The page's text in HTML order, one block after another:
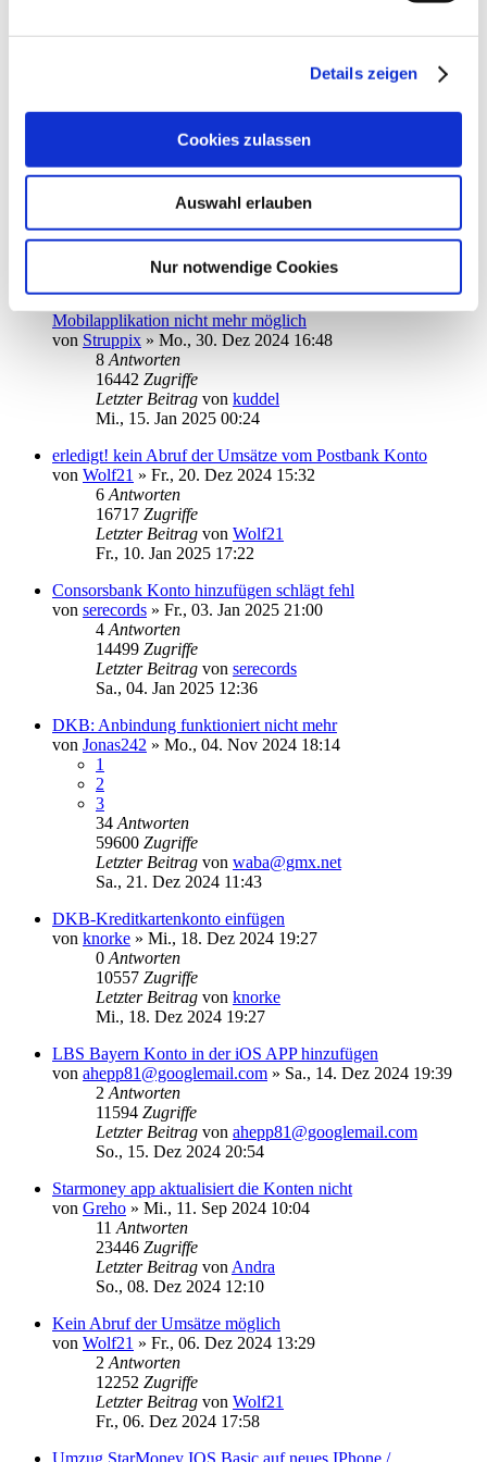
Details zeigen
Cookies zulassen
Auswahl erlauben
Nur notwendige Cookies
Letzter BeitragvonHeiner123
So., 19. Jan 2025 11:08
App hängt nach Start im Fenster TAN-Verfahren fest
Antworten
10684Zugriffe
Letzter BeitragvonJoOerter
Sa., 18. Jan 2025 12:01
DKB-Girokonto-Saldenaktualisierung in der Android-
Mobilapplikation nicht mehr möglich
von Struppix » Mo., 30. Dez 2024 16:48
8 Antworten
16442 Zugriffe
Letzter Beitrag von kuddel
Mi., 15. Jan 2025 00:24
erledigt! kein Abruf der Umsätze vom Postbank Konto
von Wolf21 » Fr., 20. Dez 2024 15:32
6 Antworten
16717 Zugriffe
Letzter Beitrag von Wolf21
Fr., 10. Jan 2025 17:22
Consorsbank Konto hinzufügen schlägt fehl
von serecords » Fr., 03. Jan 2025 21:00
4 Antworten
14499 Zugriffe
Letzter Beitrag von serecords
Sa., 04. Jan 2025 12:36
DKB: Anbindung funktioniert nicht mehr
von Jonas242 » Mo., 04. Nov 2024 18:14
1
2
3
34 Antworten
59600 Zugriffe
Letzter Beitrag von waba@gmx.net
Sa., 21. Dez 2024 11:43
DKB-Kreditkartenkonto einfügen
von knorke » Mi., 18. Dez 2024 19:27
0 Antworten
10557 Zugriffe
Letzter Beitrag von knorke
Mi., 18. Dez 2024 19:27
LBS Bayern Konto in der iOS APP hinzufügen
von ahepp81@googlemail.com » Sa., 14. Dez 2024 19:39
2 Antworten
11594 Zugriffe
Letzter Beitrag von ahepp81@googlemail.com
So., 15. Dez 2024 20:54
Starmoney app aktualisiert die Konten nicht
von Greho » Mi., 11. Sep 2024 10:04
11 Antworten
23446 Zugriffe
Letzter Beitrag von Andra
So., 08. Dez 2024 12:10
Kein Abruf der Umsätze möglich
von Wolf21 » Fr., 06. Dez 2024 13:29
2 Antworten
12252 Zugriffe
Letzter Beitrag von Wolf21
Fr., 06. Dez 2024 17:58